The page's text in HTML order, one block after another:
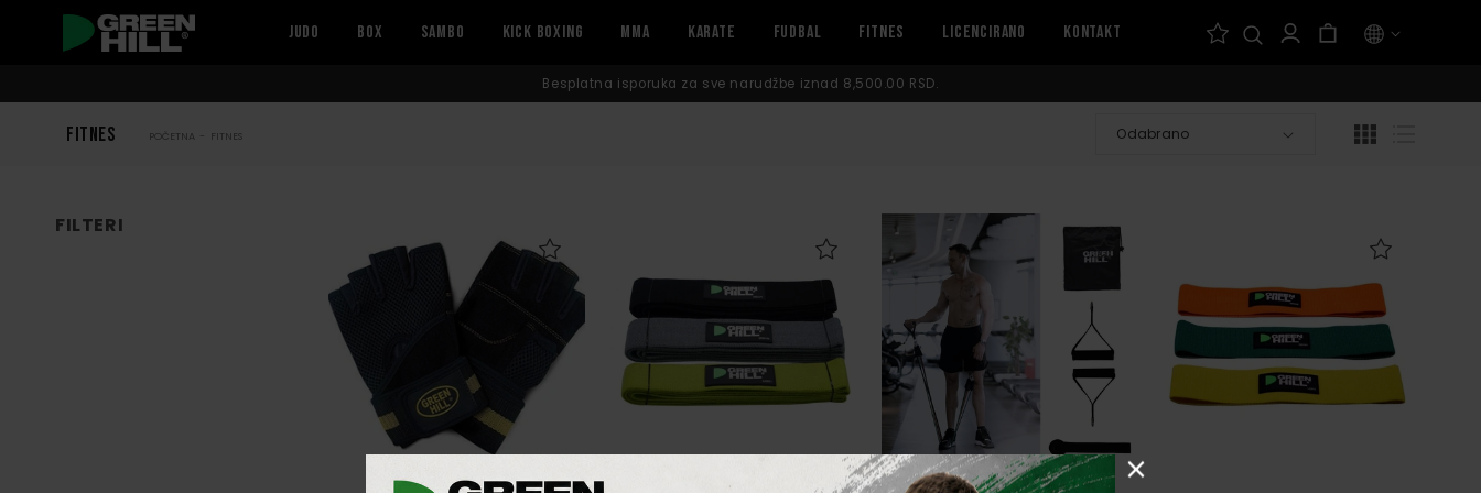
Pređi na
JUDO BOX SAMBO KICK BOXING MMA KARATE FUDBAL FITNES LICENCIRANO KONTAKT
Prijavi
se
Korpa
Besplatna isporuka za sve narudžbe iznad 8,500.00 RSD.
KATEGORIJA:
FITNES POČETNA - FITNES
FILTERI